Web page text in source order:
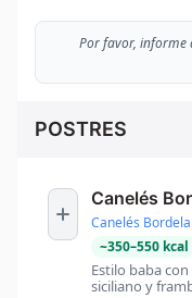
Por favor, informe
POSTRES
Canelés
Canelés
~350–550 kcal
Estilo baba
siciliano y